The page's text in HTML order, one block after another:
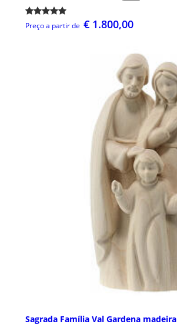
Preço a partir de € 1.800,00
Sagrada Família Val Gardena